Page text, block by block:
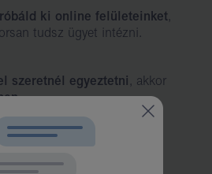
ki online felületeinket,
tudsz ügyet intézni.
szeretnél egyeztetni, akkor
.